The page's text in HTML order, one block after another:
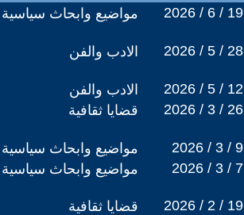
مواضيع وابحاث سياسية 2026 / 6 / 19
الادب والفن 2026 / 5 / 28
الادب والفن 2026 / 5 / 12
قضايا ثقافية
2026 / 3 / 26
مواضيع وابحاث سياسية 2026 / 3 / 9
مواضيع وابحاث سياسية
2026 / 3 / 7
قضايا ثقافية 2026 / 2 / 19